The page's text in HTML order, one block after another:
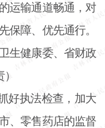
运输通道畅通，对
保障、优先通行。
生健康委、省财政
好执法检查，加大
、零售药店的监督